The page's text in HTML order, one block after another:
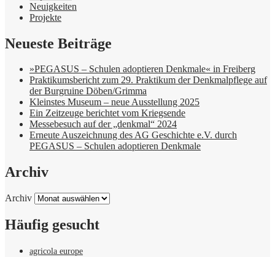
Neuigkeiten
Projekte
Neueste Beiträge
»PEGASUS – Schulen adoptieren Denkmale« in Freiberg
Praktikumsbericht zum 29. Praktikum der Denkmalpflege auf
der Burgruine Döben/Grimma
Kleinstes Museum – neue Ausstellung 2025
Ein Zeitzeuge berichtet vom Kriegsende
Messebesuch auf der „denkmal“ 2024
Erneute Auszeichnung des AG Geschichte e.V. durch
PEGASUS – Schulen adoptieren Denkmale
Archiv
Archiv
Häufig gesucht
agricola europe